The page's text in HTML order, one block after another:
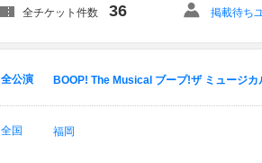
全チケット件数 36 掲載待ち
全公演 BOOP! The Musical ブープ!ザ ミュージカ
全国 福岡